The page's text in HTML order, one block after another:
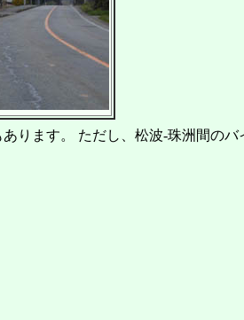
ます。 ただし、松波-珠洲間のバ